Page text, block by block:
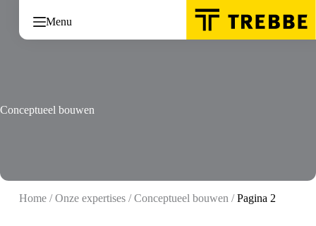
inhoud
Menu
Conceptueel bouwen
Home/Onze expertises/Conceptueel bouwen /Pagina 2